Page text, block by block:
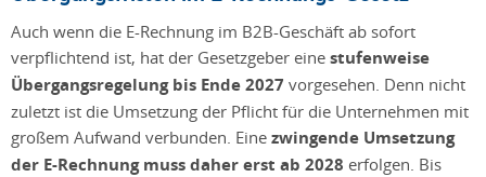
Auch wenn die E-Rechnung im B2B-Geschäft ab sofort
verpflichtend ist, hat der Gesetzgeber eine stufenweise
Übergangsregelung bis Ende 2027 vorgesehen. Denn nicht
zuletzt ist die Umsetzung der Pflicht für die Unternehmen mit
großem Aufwand verbunden. Eine zwingende Umsetzung
der E-Rechnung muss daher erst ab 2028 erfolgen. Bis